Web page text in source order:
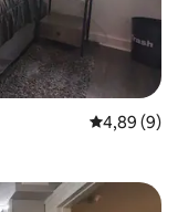
4,89 av 5 i
4,89 (9)